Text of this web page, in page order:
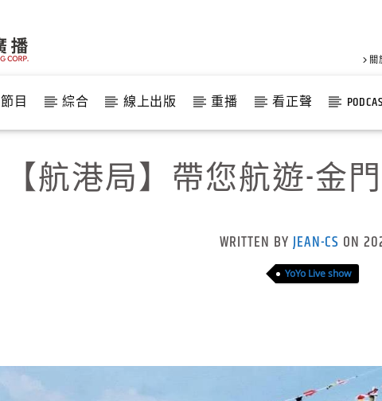
關
節目 綜合 線上出版 重播 看正聲
【航港局】帶您航遊-金
WRITTEN BY JEAN-CS ON
YoYo Live show